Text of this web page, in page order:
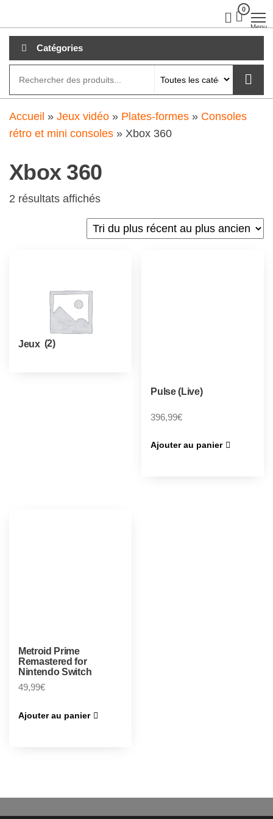
au
contenu
0
Menu
Catégories
Accueil » Jeux vidéo » Plates-formes » Consoles
rétro et mini consoles » Xbox 360
Xbox 360
2 résultats affichés
Jeux (2)
Pulse (Live)
396,99€
Ajouter au panier
Metroid Prime
Remastered for
Nintendo Switch
49,99€
Ajouter au panier